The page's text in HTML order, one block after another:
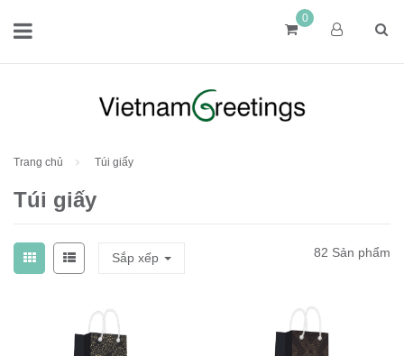
0
Trang chủ Túi giấy
Túi giấy
Sắp xếp 82 Sản phẩm